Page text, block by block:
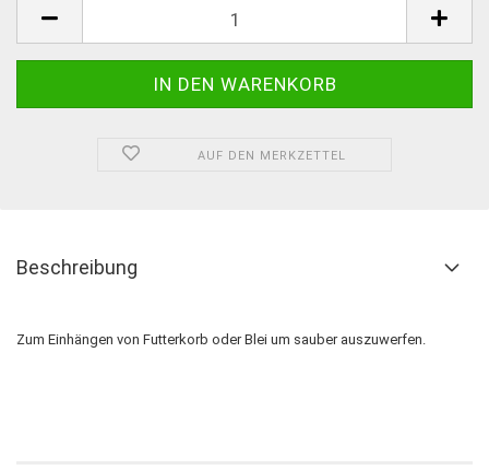
AUF DEN MERKZETTEL
Beschreibung
Zum Einhängen von Futterkorb oder Blei um sauber auszuwerfen.